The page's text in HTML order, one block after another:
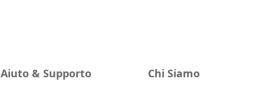
Aiuto & Supporto Chi Siamo